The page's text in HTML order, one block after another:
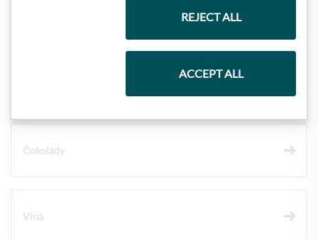
Čokolády
Vína
REJECT ALL
ACCEPT ALL